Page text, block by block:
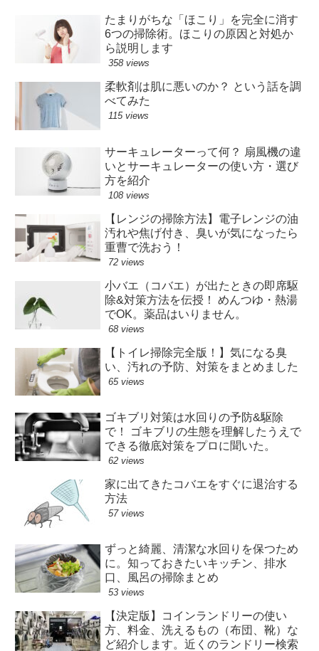
たまりがちな「ほこり」を完全に消す
6つの掃除術。ほこりの原因と対処か
ら説明します
358 views
柔軟剤は肌に悪いのか？ という話を調
べてみた
115 views
サーキュレーターって何？ 扇風機の違
いとサーキュレーターの使い方・選び
方を紹介
108 views
【レンジの掃除方法】電子レンジの油
汚れや焦げ付き、臭いが気になったら
重曹で洗おう！
72 views
小バエ（コバエ）が出たときの即席駆
除&対策方法を伝授！ めんつゆ・熱湯
でOK。薬品はいりません。
68 views
【トイレ掃除完全版！】気になる臭
い、汚れの予防、対策をまとめました
65 views
ゴキブリ対策は水回りの予防&駆除
で！ ゴキブリの生態を理解したうえで
できる徹底対策をプロに聞いた。
62 views
家に出てきたコバエをすぐに退治する
方法
57 views
ずっと綺麗、清潔な水回りを保つため
に。知っておきたいキッチン、排水
口、風呂の掃除まとめ
53 views
【決定版】コインランドリーの使い
方、料金、洗えるもの（布団、靴）な
ど紹介します。近くのランドリー検索